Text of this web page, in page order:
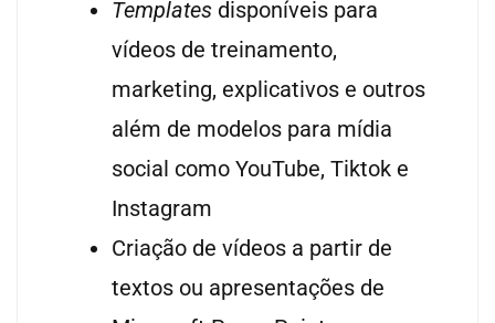
Templates disponíveis para
vídeos de treinamento,
marketing, explicativos e outros
além de modelos para mídia
social como YouTube, Tiktok e
Instagram
Criação de vídeos a partir de
textos ou apresentações de